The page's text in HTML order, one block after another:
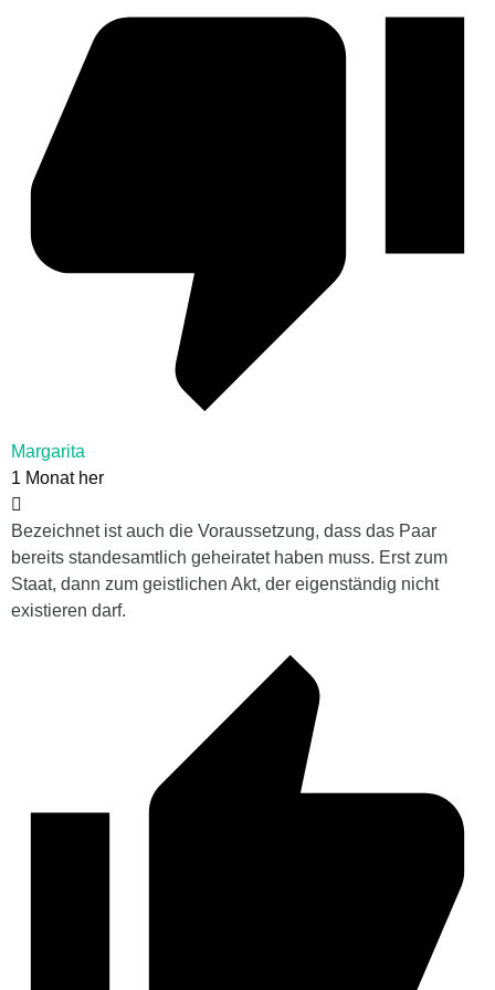
Margarita
1 Monat her
Bezeichnet ist auch die Voraussetzung, dass das Paar
bereits standesamtlich geheiratet haben muss. Erst zum
Staat, dann zum geistlichen Akt, der eigenständig nicht
existieren darf.